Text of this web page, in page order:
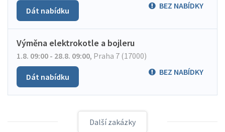
BEZ NABÍDKY
Dát nabídku
Výměna elektrokotle a bojleru
1.8. 09:00 - 28.8. 09:00, Praha 7 (17000)
BEZ NABÍDKY
Dát nabídku
Další zakázky